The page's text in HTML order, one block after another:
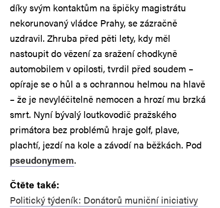
díky svým kontaktům na špičky magistrátu
nekorunovaný vládce Prahy, se zázračně
uzdravil. Zhruba před pěti lety, kdy měl
nastoupit do vězení za sražení chodkyně
automobilem v opilosti, tvrdil před soudem –
opíraje se o hůl a s ochrannou helmou na hlavě
– že je nevyléčitelně nemocen a hrozí mu brzká
smrt. Nyní bývalý loutkovodič pražského
primátora bez problémů hraje golf, plave,
plachtí, jezdí na kole a závodí na běžkách. Pod
pseudonymem.
Čtěte také:
Politický týdeník: Donátorů muniční iniciativy